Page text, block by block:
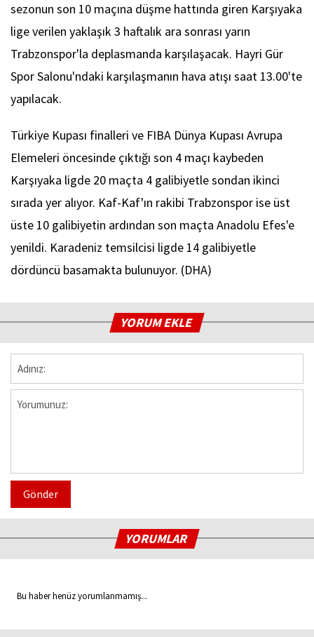
sezonun son 10 maçına düşme hattında giren Karşıyaka
lige verilen yaklaşık 3 haftalık ara sonrası yarın
Trabzonspor'la deplasmanda karşılaşacak. Hayri Gür
Spor Salonu'ndaki karşılaşmanın hava atışı saat 13.00'te
yapılacak.
Türkiye Kupası finalleri ve FIBA Dünya Kupası Avrupa
Elemeleri öncesinde çıktığı son 4 maçı kaybeden
Karşıyaka ligde 20 maçta 4 galibiyetle sondan ikinci
sırada yer alıyor. Kaf-Kaf'ın rakibi Trabzonspor ise üst
üste 10 galibiyetin ardından son maçta Anadolu Efes'e
yenildi. Karadeniz temsilcisi ligde 14 galibiyetle
dördüncü basamakta bulunuyor. (DHA)
YORUM EKLE
Gönder
YORUMLAR
Bu haber henüz yorumlanmamış...